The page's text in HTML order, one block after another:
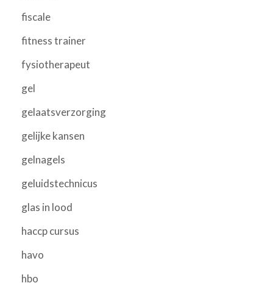
fiscale
fitness trainer
fysiotherapeut
gel
gelaatsverzorging
gelijke kansen
gelnagels
geluidstechnicus
glas in lood
haccp cursus
havo
hbo